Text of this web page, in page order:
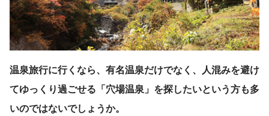
温泉旅行に行くなら、有名温泉だけでなく、人混みを避け
てゆっくり過ごせる「穴場温泉」を探したいという方も多
いのではないでしょうか。